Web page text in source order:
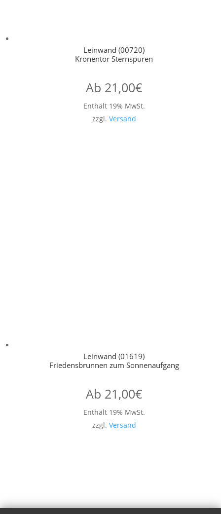
Leinwand (00720)
Kronentor Sternspuren
Ab 21,00€
Enthält 19% MwSt.
zzgl. Versand
Leinwand (01619)
Friedensbrunnen zum Sonnenaufgang
Ab 21,00€
Enthält 19% MwSt.
zzgl. Versand